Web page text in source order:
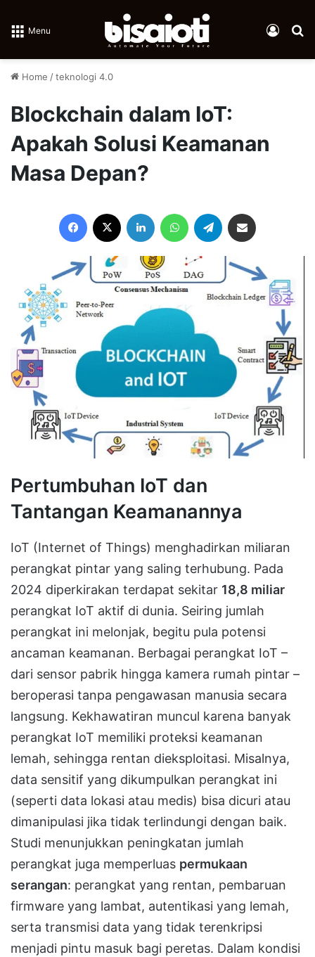
Menu Log In
Home /teknologi 4.0
Blockchain dalam IoT:
Apakah Solusi Keamanan
Masa Depan?
Facebook LinkedIn WhatsAppTelegram
Pertumbuhan IoT dan
Tantangan Keamanannya
IoT (Internet of Things) menghadirkan miliaran
perangkat pintar yang saling terhubung. Pada
2024 diperkirakan terdapat sekitar 18,8 miliar
perangkat IoT aktif di dunia. Seiring jumlah
perangkat ini melonjak, begitu pula potensi
ancaman keamanan. Berbagai perangkat IoT –
dari sensor pabrik hingga kamera rumah pintar –
beroperasi tanpa pengawasan manusia secara
langsung. Kekhawatiran muncul karena banyak
perangkat IoT memiliki proteksi keamanan
lemah, sehingga rentan dieksploitasi. Misalnya,
data sensitif yang dikumpulkan perangkat ini
(seperti data lokasi atau medis) bisa dicuri atau
dimanipulasi jika tidak terlindungi dengan baik.
Studi menunjukkan peningkatan jumlah
perangkat juga memperluas permukaan
serangan: perangkat yang rentan, pembaruan
firmware yang lambat, autentikasi yang lemah,
serta transmisi data yang tidak terenkripsi
menjadi pintu masuk bagi peretas. Dalam kondisi